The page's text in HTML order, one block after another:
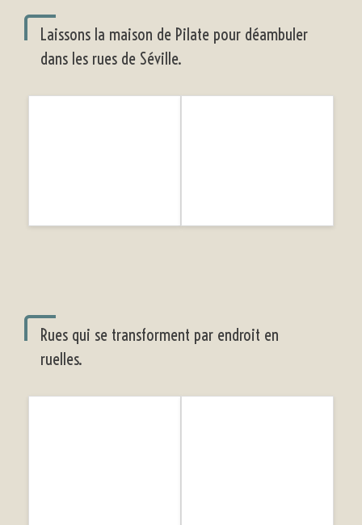
Laissons la maison de Pilate pour déambuler
dans les rues de Séville.
Rues qui se transforment par endroit en
ruelles.